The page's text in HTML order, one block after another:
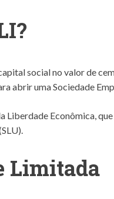
social no valor de
abrir uma Sociedade
Liberdade Econômica,
Limitada